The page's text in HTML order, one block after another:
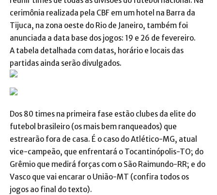
cerimônia realizada pela CBF em um hotel na Barra da
Tijuca, na zona oeste do Rio de Janeiro, também foi
anunciada a data base dos jogos: 19 e 26 de fevereiro.
A tabela detalhada com datas, horário e locais das
partidas ainda serão divulgados.
Dos 80 times na primeira fase estão clubes da elite do
futebol brasileiro (os mais bem ranqueados) que
estrearão fora de casa. É o caso do Atlético-MG, atual
vice-campeão, que enfrentará o Tocantinópolis-TO; do
Grêmio que medirá forças com o São Raimundo-RR; e do
Vasco que vai encarar o União-MT (confira todos os
jogos ao final do texto).